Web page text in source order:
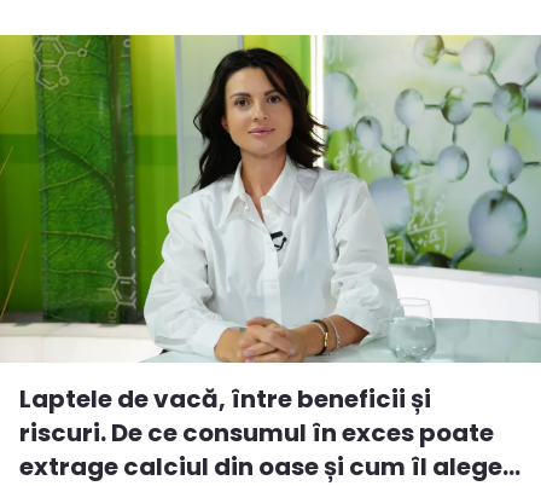
Laptele de vacă, între beneficii și
riscuri. De ce consumul în exces poate
extrage calciul din oase și cum îl alege...